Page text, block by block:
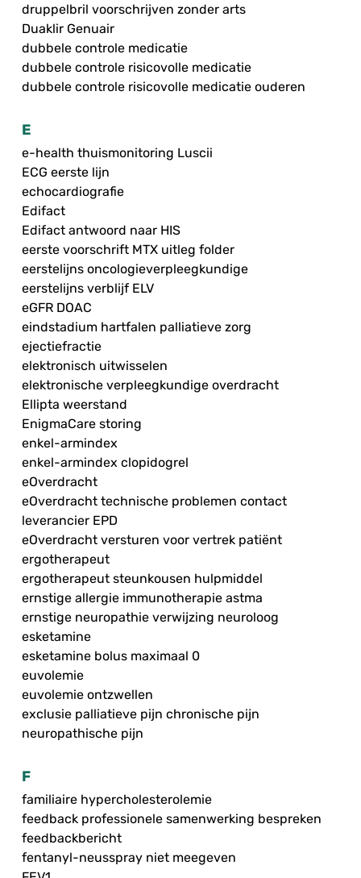
druppelbril voorschrijven zonder arts
Duaklir Genuair
dubbele controle medicatie
dubbele controle risicovolle medicatie
dubbele controle risicovolle medicatie ouderen
E
e-health thuismonitoring Luscii
ECG eerste lijn
echocardiografie
Edifact
Edifact antwoord naar HIS
eerste voorschrift MTX uitleg folder
eerstelijns oncologieverpleegkundige
eerstelijns verblijf ELV
eGFR DOAC
eindstadium hartfalen palliatieve zorg
ejectiefractie
elektronisch uitwisselen
elektronische verpleegkundige overdracht
Ellipta weerstand
EnigmaCare storing
enkel-armindex
enkel-armindex clopidogrel
eOverdracht
eOverdracht technische problemen contact
leverancier EPD
eOverdracht versturen voor vertrek patiënt
ergotherapeut
ergotherapeut steunkousen hulpmiddel
ernstige allergie immunotherapie astma
ernstige neuropathie verwijzing neuroloog
esketamine
esketamine bolus maximaal 0
euvolemie
euvolemie ontzwellen
exclusie palliatieve pijn chronische pijn
neuropathische pijn
F
familiaire hypercholesterolemie
feedback professionele samenwerking bespreken
feedbackbericht
fentanyl-neusspray niet meegeven